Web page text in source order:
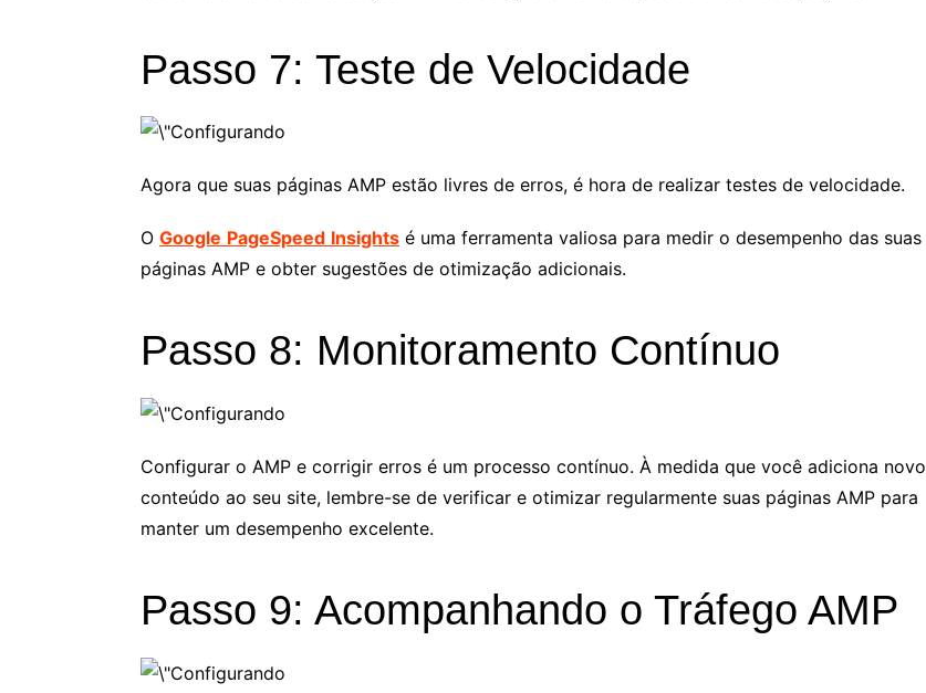
Passo 7: Teste de Velocidade
Agora que suas páginas AMP estão livres de erros, é hora de realizar testes de velocidade.
O Google PageSpeed Insights é uma ferramenta valiosa para medir o desempenho das suas
páginas AMP e obter sugestões de otimização adicionais.
Passo 8: Monitoramento Contínuo
Configurar o AMP e corrigir erros é um processo contínuo. À medida que você adiciona novo
conteúdo ao seu site, lembre-se de verificar e otimizar regularmente suas páginas AMP para
manter um desempenho excelente.
Passo 9: Acompanhando o Tráfego AMP